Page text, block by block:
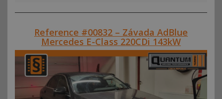
Reference #00832 – Závada AdBlue
Mercedes E-Class 220CDi 143kW